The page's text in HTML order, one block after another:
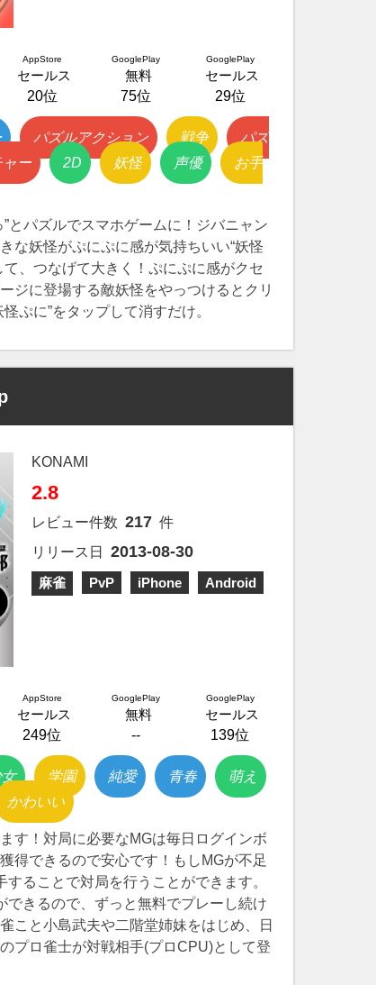
AppStore
セールス
20位
GooglePlay
無料
75位
GooglePlay
セールス
29位
パズルアクション 戦争
パズ
ャー 2D 妖怪 声優
お手
とパズルでスマホゲームに！ジバニャン
な妖怪がぷにぷに感が気持ちいい“妖怪
、つなげて大きく！ぷにぷに感がクセ
ジに登場する敵妖怪をやっつけるとクリ
ぷに”をタップして消すだけ。
KONAMI
2.8
レビュー件数 217 件
リリース日
2013-08-30
麻雀 PvP iPhone Android
AppStore
セールス
249位
GooglePlay
無料
--
GooglePlay
セールス
139位
学園 純愛 青春
萌え
かわいい
す！対局に必要なMGは毎日ログインボ
得できるので安心です！もしMGが不足
ることで対局を行うことができます。
できるので、ずっと無料でプレーし続け
こと小島武夫や二階堂姉妹をはじめ、日
プロ雀士が対戦相手(プロCPU)として登